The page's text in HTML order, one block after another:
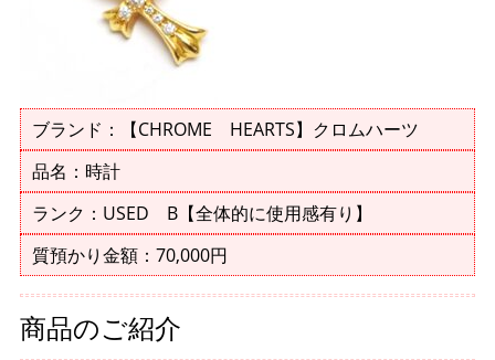
ブランド：【CHROME HEARTS】クロムハーツ
品名：時計
ランク：USED B【全体的に使用感有り】
質預かり金額：70,000円
商品のご紹介